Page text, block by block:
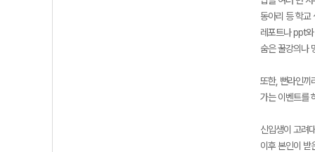
동아리 등 학교
레포트나 ppt
숨은 꿀강의나
또한, 뻔라인끼
가는 이벤트를
신입생이 고려
이후 본인이 받